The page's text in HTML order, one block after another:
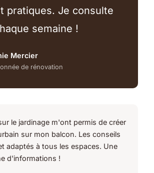
pratiques. Je consulte
semaine !
Mercier
de rénovation
le jardinage m'ont permis de créer
sur mon balcon. Les conseils
adaptés à tous les espaces. Une
d'informations !